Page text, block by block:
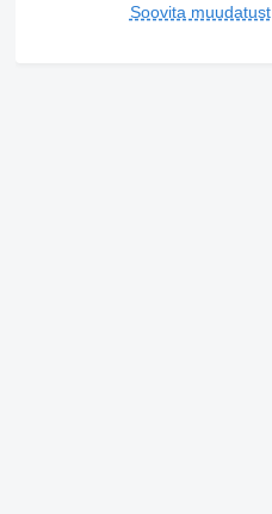
Soovita muudatust